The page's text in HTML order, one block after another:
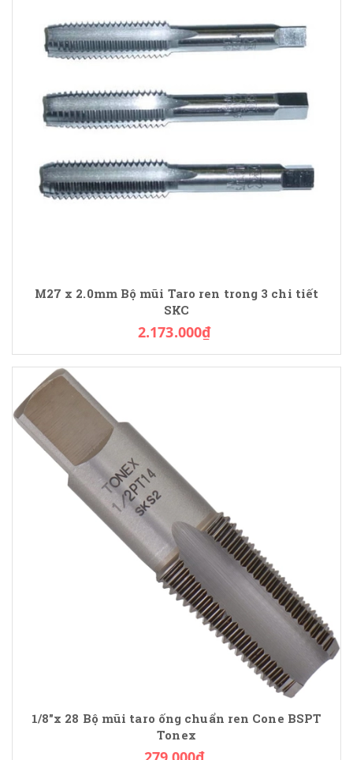
M27 x 2.0mm Bộ mũi Taro ren trong 3 chi tiết
SKC
2.173.000₫
1/8"x 28 Bộ mũi taro ống chuẩn ren Cone BSPT
Tonex